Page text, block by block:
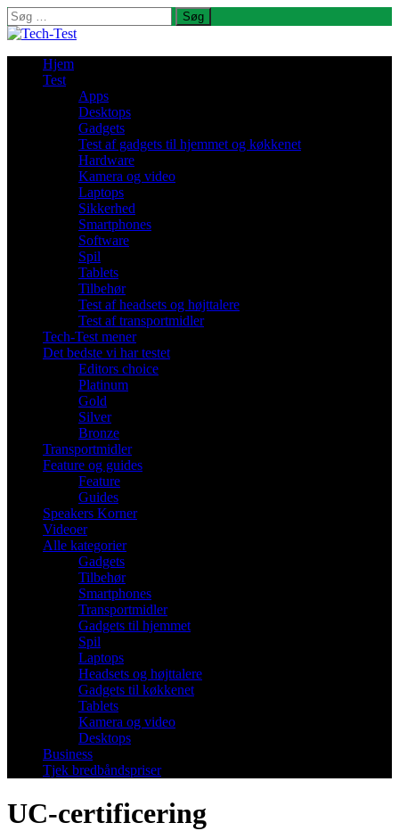
Søg
efter:
Hjem
Test
Apps
Desktops
Gadgets
Test af gadgets til hjemmet og køkkenet
Hardware
Kamera og video
Laptops
Sikkerhed
Smartphones
Software
Spil
Tablets
Tilbehør
Test af headsets og højttalere
Test af transportmidler
Tech-Test mener
Det bedste vi har testet
Editors choice
Platinum
Gold
Silver
Bronze
Transportmidler
Feature og guides
Feature
Guides
Speakers Korner
Videoer
Alle kategorier
Gadgets
Tilbehør
Smartphones
Transportmidler
Gadgets til hjemmet
Spil
Laptops
Headsets og højttalere
Gadgets til køkkenet
Tablets
Kamera og video
Desktops
Business
Tjek bredbåndspriser
UC-certificering